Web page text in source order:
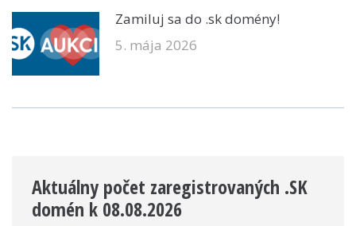
Zamiluj sa do .sk domény!
5. mája 2026
Aktuálny počet zaregistrovaných .SK
domén k 08.08.2026